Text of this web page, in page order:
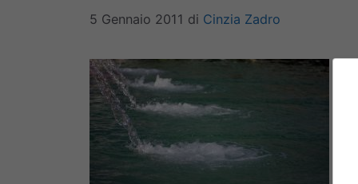
5 Gennaio 2011 di Cinzia Zadro